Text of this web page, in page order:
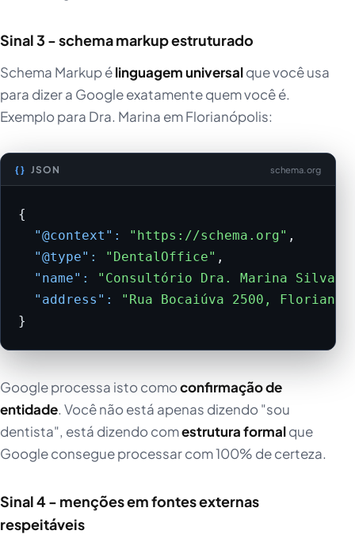
Sinal 3 - schema markup estruturado
Schema Markup élinguagem universalque você usa
para dizer a Google exatamente quem você é.
Exemplo para Dra. Marina em Florianópolis:
JSON schema.org
{
"@context":
"https://schema.org" ,
"@type":
"DentalOffice" ,
"name":
"Consultório Dra. Marina Silva"
"address":
"Rua Bocaiúva 2500,
}
Google processa isto comoconfirmação de
entidade. Você não está apenas dizendo "sou
dentista", está dizendo comestrutura formalque
Google consegue processar com 100% de certeza.
Sinal 4 - menções em fontes externas
respeitáveis